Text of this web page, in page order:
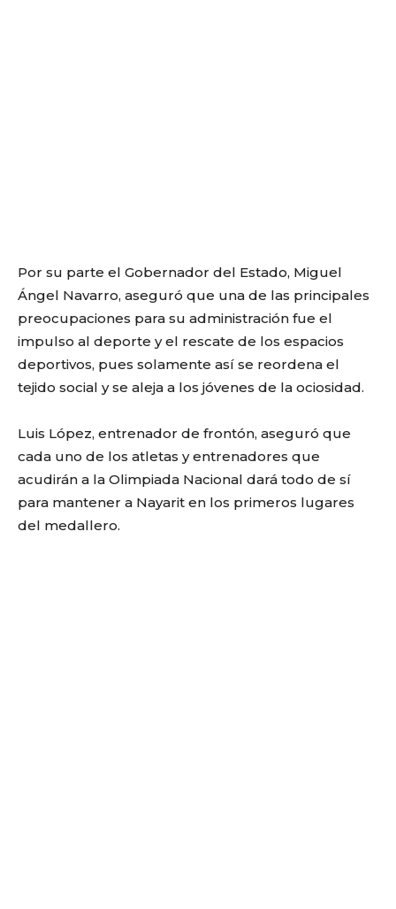
Por su parte el Gobernador del Estado, Miguel
Ángel Navarro, aseguró que una de las principales
preocupaciones para su administración fue el
impulso al deporte y el rescate de los espacios
deportivos, pues solamente así se reordena el
tejido social y se aleja a los jóvenes de la ociosidad.
Luis López, entrenador de frontón, aseguró que
cada uno de los atletas y entrenadores que
acudirán a la Olimpiada Nacional dará todo de sí
para mantener a Nayarit en los primeros lugares
del medallero.